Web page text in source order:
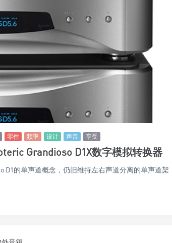
零件 频率 设计 声音 享受
Grandioso D1X数字模拟转换器
D1的单声道概念，仍旧维持左右声道分离的单声道架